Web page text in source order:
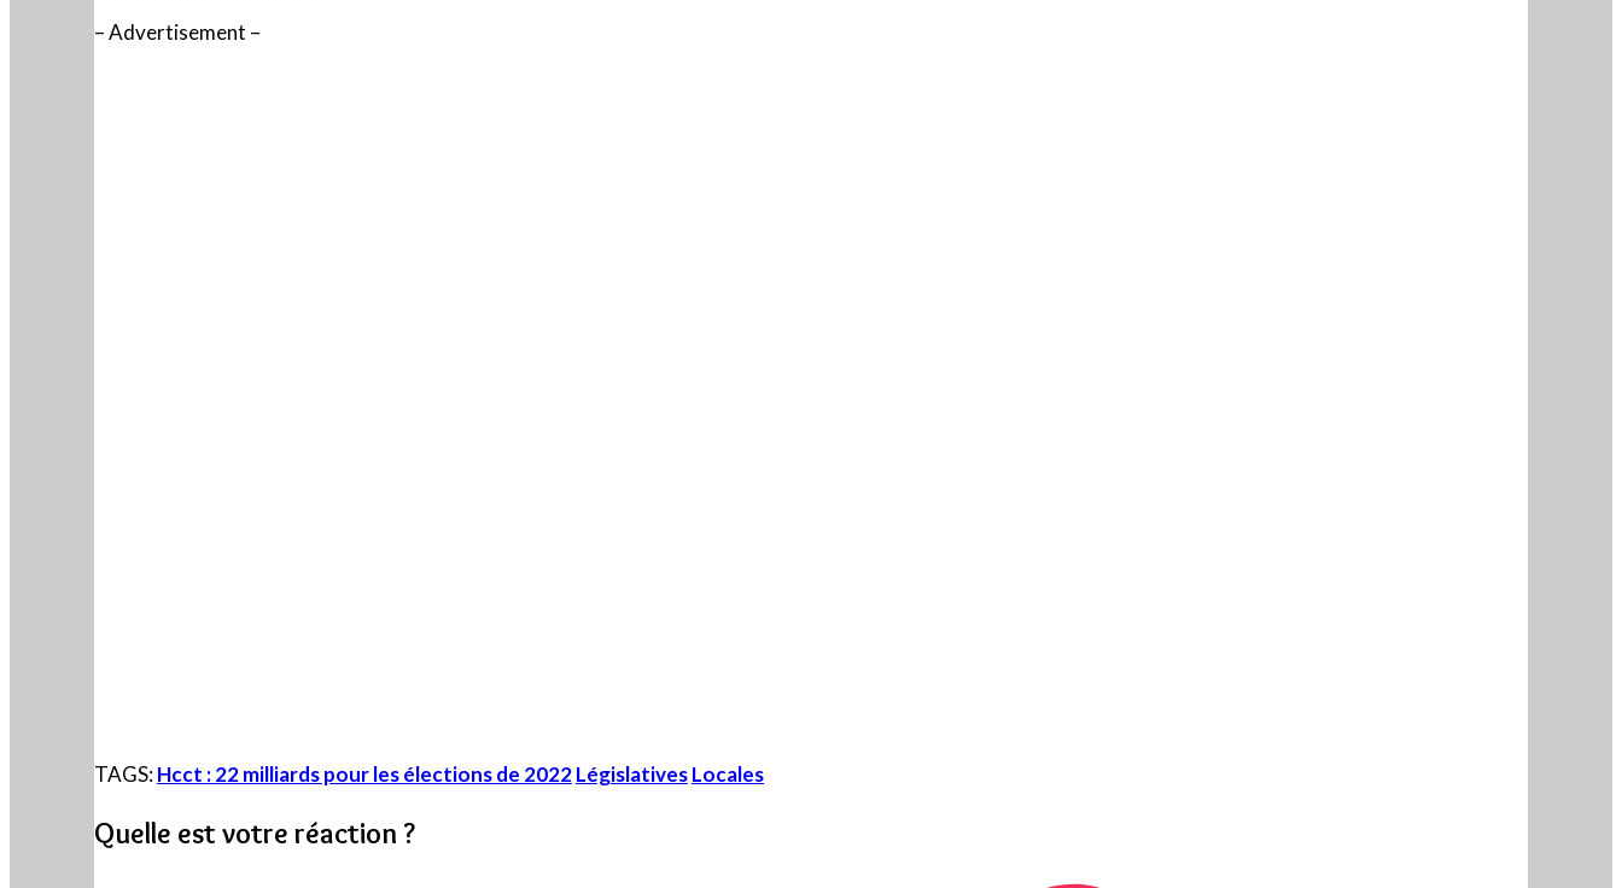
– Advertisement –
TAGS:Hcct : 22 milliards pour les élections de 2022LégislativesLocales
Quelle est votre réaction ?